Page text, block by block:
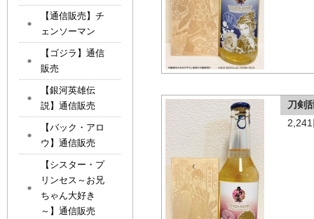
刀剣
【通信販売】チ
ェンソーマン
【ゴジラ】通信
販売
【銀河英雄伝
説】通信販売
【バック・アロ
ウ】通信販売
【シスター・プ
リンセス～お兄
ちゃん大好き
～】通信販売